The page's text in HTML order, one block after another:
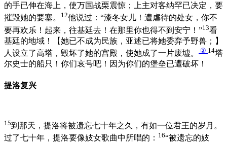
的手已伸在海上，使万国战栗震惊；上主对客纳罕已决定，要
摧毁她的要塞。
12他说过：“漆冬女儿！遭虐待的处女，你不
要再欢乐！起来，往基廷去！在那里你也得不到安宁！”13看
基廷的地域！【她已不成为民族，亚述已将她委弃予野兽；】
人设立了高塔，毁坏了她的宫殿，使她成了一片废墟。
② 14塔
尔史士的船只！你们哀号吧！因为你们的堡垒已遭破坏！
提洛复兴
15到那天，提洛将被遗忘七十年之久，有如一位君王的岁月。
过了七十年，提洛要像妓女歌曲中所唱的： 16“被遗忘的妓